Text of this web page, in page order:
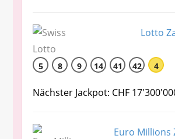
Lotto
5 8 9 14 41 42 4
Nächster Jackpot: CHF
Euro Millions